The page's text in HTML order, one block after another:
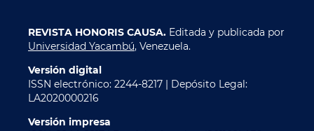
REVISTA HONORIS CAUSA. Editada y publicada por
Universidad Yacambú, Venezuela.
Versión digital
ISSN electrónico: 2244-8217 | Depósito Legal:
LA2020000216
Versión impresa